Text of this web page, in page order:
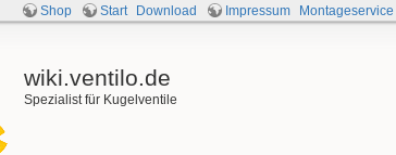
Shop Start Download Impressum Montageservice
wiki.ventilo.de
Spezialist für Kugelventile